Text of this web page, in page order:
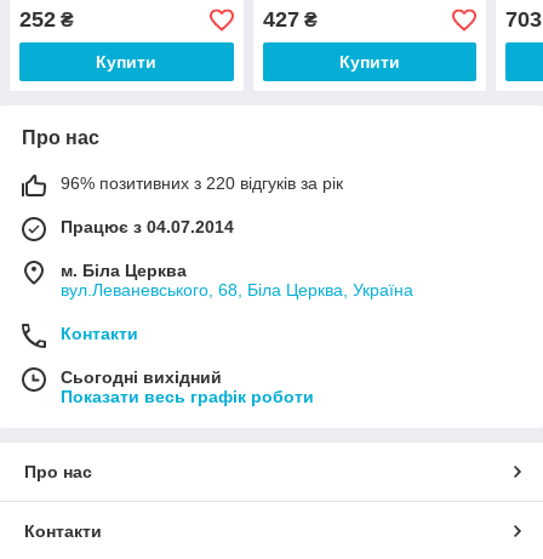
252 ₴
Купити
427₴
Купити
703
Про нас
96% позитивних з 220 відгуків за рік
Працює з 04.07.2014
м. Біла Церква
вул.Леваневського, 68, Біла Церква, Україна
Контакти
Сьогодні вихідний
Показати весь графік роботи
Про нас
Контакти